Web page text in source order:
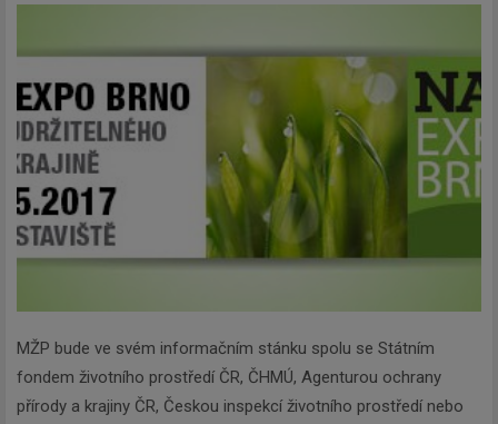
MŽP bude ve svém informačním stánku spolu se Státním
fondem životního prostředí ČR, ČHMÚ, Agenturou ochrany
přírody a krajiny ČR, Českou inspekcí životního prostředí nebo